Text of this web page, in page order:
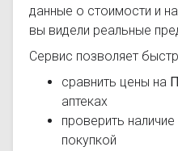
данные о стоимости и
вы видели реальные
Сервис позволяет
сравнить цены на
аптеках
проверить
покупкой